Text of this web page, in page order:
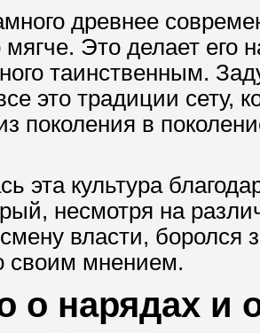
древнее
мягче. Это делает его
таинственным.
это традиции сету,
поколения в
эта культура
несмотря на
власти, боролся
своим мнением.
о нарядах и